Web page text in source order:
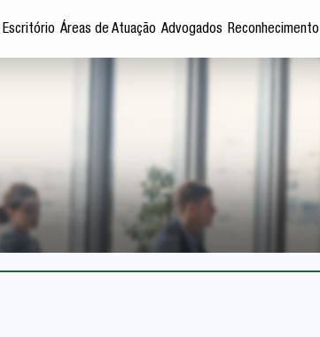
Escritório Áreas de Atuação Advogados Reconhecimento